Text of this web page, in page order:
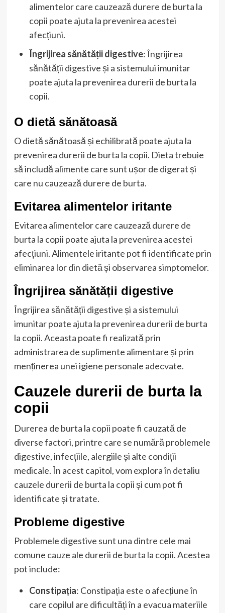
alimentelor care cauzează durere de burta la
copii poate ajuta la prevenirea acestei
afecțiuni.
Îngrijirea sănătății digestive: Îngrijirea
sănătății digestive și a sistemului imunitar
poate ajuta la prevenirea durerii de burta la
copii.
O dietă sănătoasă
O dietă sănătoasă și echilibrată poate ajuta la
prevenirea durerii de burta la copii. Dieta trebuie
să includă alimente care sunt ușor de digerat și
care nu cauzează durere de burta.
Evitarea alimentelor iritante
Evitarea alimentelor care cauzează durere de
burta la copii poate ajuta la prevenirea acestei
afecțiuni. Alimentele iritante pot fi identificate prin
eliminarea lor din dietă și observarea simptomelor.
Îngrijirea sănătății digestive
Îngrijirea sănătății digestive și a sistemului
imunitar poate ajuta la prevenirea durerii de burta
la copii. Aceasta poate fi realizată prin
administrarea de suplimente alimentare și prin
menținerea unei igiene personale adecvate.
Cauzele durerii de burta la
copii
Durerea de burta la copii poate fi cauzată de
diverse factori, printre care se numără problemele
digestive, infecțiile, alergiile și alte condiții
medicale. În acest capitol, vom explora în detaliu
cauzele durerii de burta la copii și cum pot fi
identificate și tratate.
Probleme digestive
Problemele digestive sunt una dintre cele mai
comune cauze ale durerii de burta la copii. Acestea
pot include:
Constipația: Constipația este o afecțiune în
care copilul are dificultăți în a evacua materiile